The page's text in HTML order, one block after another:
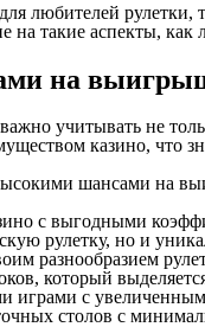
любителей
на такие аспекты,
на
учитывать не
казино, что
шансами на
с выгодными
рулетку, но и
разнообразием
который
играми с
столов с